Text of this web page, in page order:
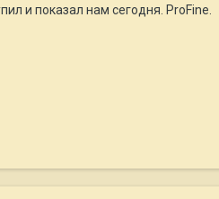
и показал нам сегодня. ProFine.